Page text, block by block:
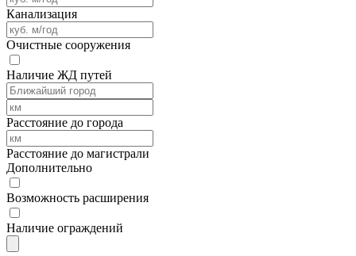
Канализация
Очистные сооружения
Наличие ЖД путей
Расстояние до города
Расстояние до магистрали
Дополнительно
Возможность расширения
Наличие ограждений